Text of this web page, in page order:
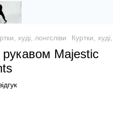
худі, лонгсліви Куртки,
Majestic